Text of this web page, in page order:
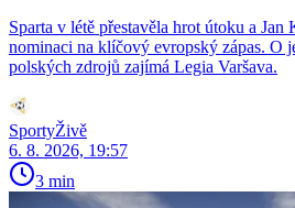
Sparta v létě přestavěla hrot útoku a Jan
nominaci na klíčový evropský zápas. O
polských zdrojů zajímá Legia Varšava.
SportyŽivě
6. 8. 2026, 19:57
3 min